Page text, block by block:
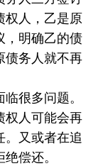
权人，乙是原
，明确乙的债
债务人就不再
很多问题。
权人可能会再
。又或者在追
偿还。